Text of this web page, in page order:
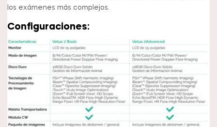
los exámenes más complejos.
Configuraciones: